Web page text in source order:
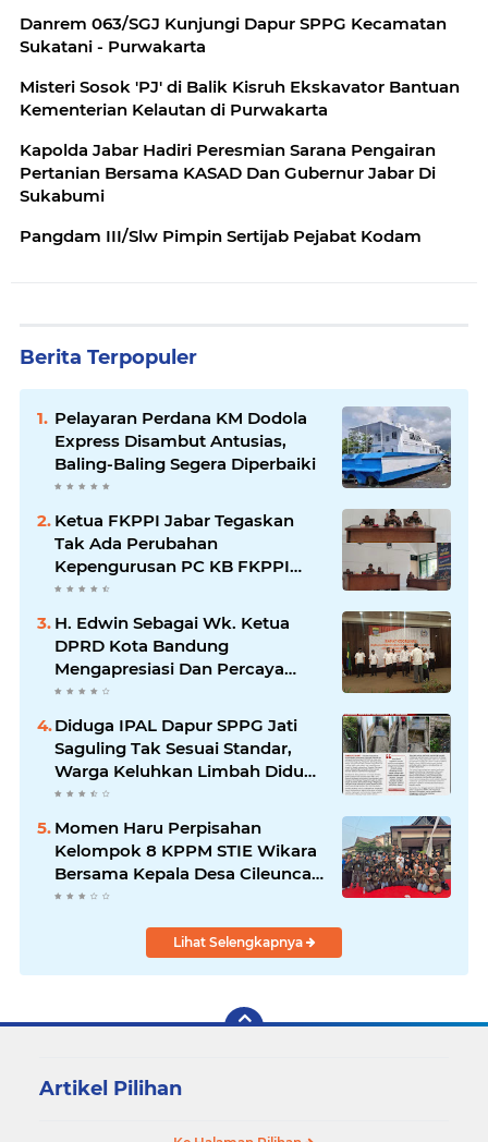
Danrem 063/SGJ Kunjungi Dapur SPPG Kecamatan
Sukatani - Purwakarta
Misteri Sosok 'PJ' di Balik Kisruh Ekskavator Bantuan
Kementerian Kelautan di Purwakarta
Kapolda Jabar Hadiri Peresmian Sarana Pengairan
Pertanian Bersama KASAD Dan Gubernur Jabar Di
Sukabumi
Pangdam III/Slw Pimpin Sertijab Pejabat Kodam
Berita Terpopuler
Pelayaran Perdana KM Dodola
Express Disambut Antusias,
Baling-Baling Segera Diperbaiki
Ketua FKPPI Jabar Tegaskan
Tak Ada Perubahan
Kepengurusan PC KB FKPPI
Sumedang, Ketua Cabang
Diminta Segera Konsolidasi
H. Edwin Sebagai Wk. Ketua
DPRD Kota Bandung
Mengapresiasi Dan Percaya
Penuh Kepada Kepemimpinan
Merdi Hajiji Sebagai ketua DPD
Lpm Kota Bandung Periode
2021-2026
Diduga IPAL Dapur SPPG Jati
Saguling Tak Sesuai Standar,
Warga Keluhkan Limbah Diduga
Mengalir ke Sungai
Momen Haru Perpisahan
Kelompok 8 KPPM STIE Wikara
Bersama Kepala Desa Cileunca
di Kecamatan Bojong
Lihat Selengkapnya
Artikel Pilihan